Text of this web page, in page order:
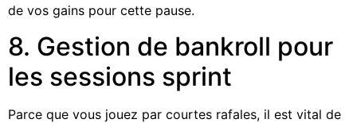
de vos gains pour cette pause.
8. Gestion de bankroll pour
les sessions sprint
Parce que vous jouez par courtes rafales, il est vital de